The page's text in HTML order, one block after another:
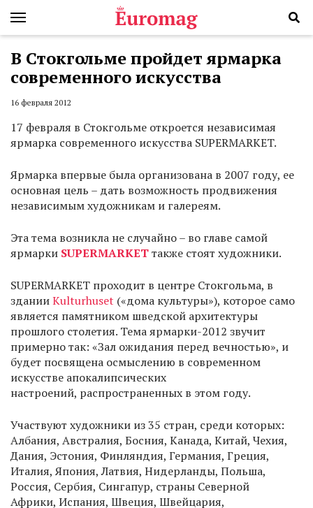
В Стокгольме пройдет ярмарка
современного искусства
16 февраля 2012
17 февраля в Стокгольме откроется независимая
ярмарка современного искусства SUPERMARKET.
Ярмарка впервые была организована в 2007 году, ее
основная цель – дать возможность продвижения
независимым художникам и галереям.
Эта тема возникла не случайно – во главе самой
ярмарки SUPERMARKETтакже стоят художники.
SUPERMARKET проходит в центре Стокгольма, в
зданииKulturhuset («дома культуры»), которое само
является памятником шведской архитектуры
прошлого столетия. Тема ярмарки-2012 звучит
примерно так: «Зал ожидания перед вечностью», и
будет посвящена осмыслению в современном
искусстве апокалипсических
настроений, распространенных в этом году.
Участвуют художники из 35 стран, среди которых:
Албания, Австралия, Босния, Канада, Китай, Чехия,
Дания, Эстония, Финляндия, Германия, Греция,
Италия, Япония, Латвия, Нидерланды, Польша,
Россия, Сербия, Сингапур, страны Северной
Африки, Испания, Швеция, Швейцария,